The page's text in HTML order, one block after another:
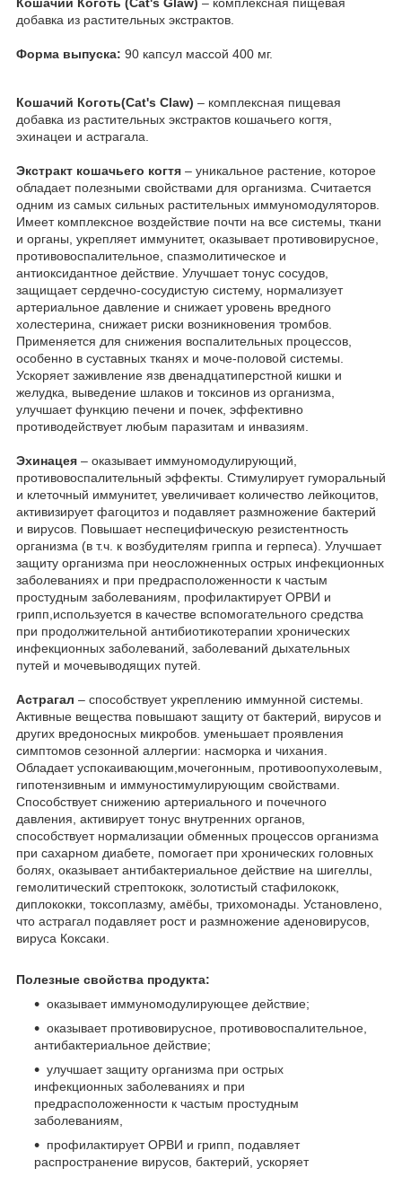
Кошачий Коготь (Cat's Glaw) – комплексная пищевая
добавка из растительных экстрактов.
Форма выпуска: 90 капсул массой 400 мг.
Кошачий Коготь(Cat's Claw) – комплексная пищевая
добавка из растительных экстрактов кошачьего когтя,
эхинацеи и астрагала.
Экстракт кошачьего когтя – уникальное растение, которое
обладает полезными свойствами для организма. Считается
одним из самых сильных растительных иммуномодуляторов.
Имеет комплексное воздействие почти на все системы, ткани
и органы, укрепляет иммунитет, оказывает противовирусное,
противовоспалительное, спазмолитическое и
антиоксидантное действие. Улучшает тонус сосудов,
защищает сердечно-сосудистую систему, нормализует
артериальное давление и снижает уровень вредного
холестерина, снижает риски возникновения тромбов.
Применяется для снижения воспалительных процессов,
особенно в суставных тканях и моче-половой системы.
Ускоряет заживление язв двенадцатиперстной кишки и
желудка, выведение шлаков и токсинов из организма,
улучшает функцию печени и почек, эффективно
противодействует любым паразитам и инвазиям.
Эхинацея – оказывает иммуномодулирующий,
противовоспалительный эффекты. Стимулирует гуморальный
и клеточный иммунитет, увеличивает количество лейкоцитов,
активизирует фагоцитоз и подавляет размножение бактерий
и вирусов. Повышает неспецифическую резистентность
организма (в т.ч. к возбудителям гриппа и герпеса). Улучшает
защиту организма при неосложненных острых инфекционных
заболеваниях и при предрасположенности к частым
простудным заболеваниям, профилактирует ОРВИ и
грипп,используется в качестве вспомогательного средства
при продолжительной антибиотикотерапии хронических
инфекционных заболеваний, заболеваний дыхательных
путей и мочевыводящих путей.
Астрагал – способствует укреплению иммунной системы.
Активные вещества повышают защиту от бактерий, вирусов и
других вредоносных микробов. уменьшает проявления
симптомов сезонной аллергии: насморка и чихания.
Обладает успокаивающим,мочегонным, противоопухолевым,
гипотензивным и иммуностимулирующим свойствами.
Способствует снижению артериального и почечного
давления, активирует тонус внутренних органов,
способствует нормализации обменных процессов организма
при сахарном диабете, помогает при хронических головных
болях, оказывает антибактериальное действие на шигеллы,
гемолитический стрептококк, золотистый стафилококк,
диплококки, токсоплазму, амёбы, трихомонады. Установлено,
что астрагал подавляет рост и размножение аденовирусов,
вируса Коксаки.
Полезные свойства продукта:
оказывает иммуномодулирующее действие;
оказывает противовирусное, противовоспалительное,
антибактериальное действие;
улучшает защиту организма при острых
инфекционных заболеваниях и при
предрасположенности к частым простудным
заболеваниям,
профилактирует ОРВИ и грипп, подавляет
распространение вирусов, бактерий, ускоряет